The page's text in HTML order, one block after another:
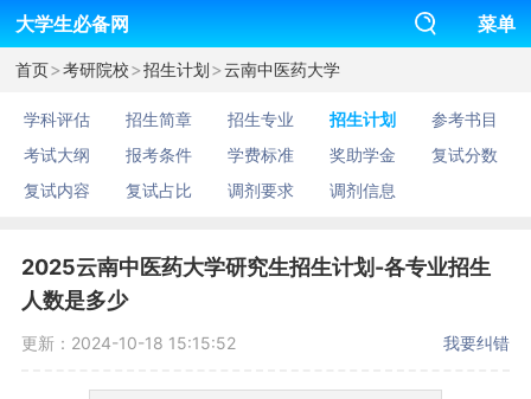
大学生必备网 菜单
首页>考研院校>招生计划>云南中医药大学
学科评估 招生简章 招生专业 招生计划
参考书目
考试大纲
报考条件 学费标准 奖助学金
复试分数
复试内容
复试占比 调剂要求 调剂信息
2025云南中医药大学研究生招生计划-各专业招生
人数是多少
更新：2024-10-18 15:15:52 我要纠错